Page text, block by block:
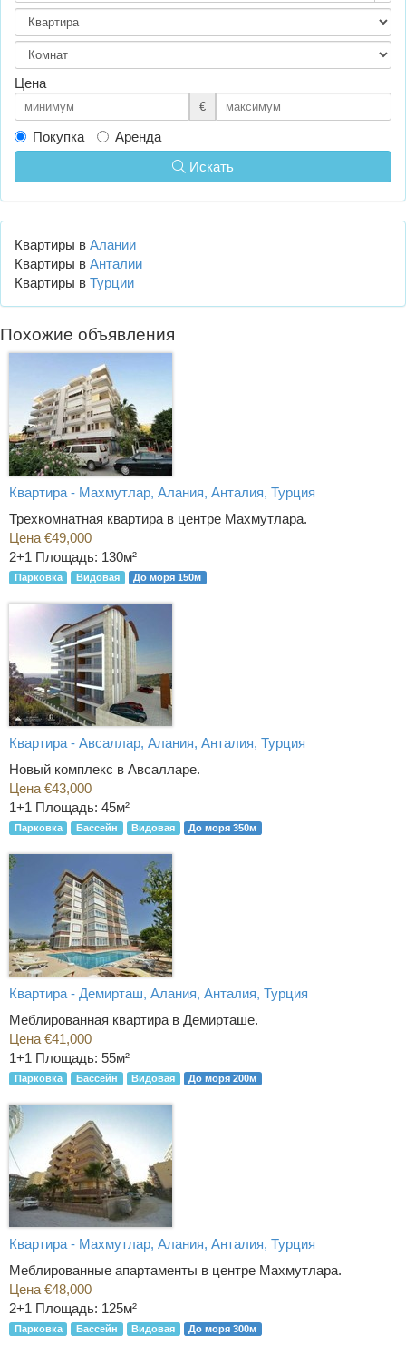
Цена
€
Покупка
Аренда
Искать
Квартиры в Алании
Квартиры в Анталии
Квартиры в Турции
Похожие объявления
Квартира - Махмутлар, Алания, Анталия, Турция
Трехкомнатная квартира в центре Махмутлара.
Цена €49,000
2+1 Площадь: 130м²
Парковка Видовая До моря 150м
Квартира - Авсаллар, Алания, Анталия, Турция
Новый комплекс в Авсалларе.
Цена €43,000
1+1 Площадь: 45м²
Парковка Бассейн Видовая До моря 350м
Квартира - Демирташ, Алания, Анталия, Турция
Меблированная квартира в Демирташе.
Цена €41,000
1+1 Площадь: 55м²
Парковка Бассейн Видовая До моря 200м
Квартира - Махмутлар, Алания, Анталия, Турция
Меблированные апартаменты в центре Махмутлара.
Цена €48,000
2+1 Площадь: 125м²
Парковка Бассейн Видовая До моря 300м